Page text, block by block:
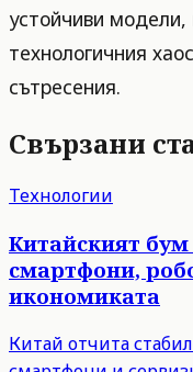
устойчиви
технологичния
сътресения.
Свързани
Технологии
Китайският
смартфони,
икономиката
Китай отчита